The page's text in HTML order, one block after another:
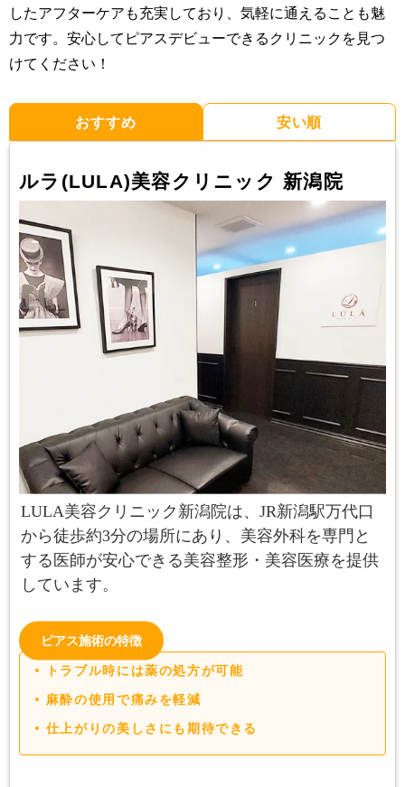
したアフターケアも充実しており、気軽に通えることも魅
力です。安心してピアスデビューできるクリニックを見つ
けてください！
おすすめ 安い順
ルラ(LULA)美容クリニック 新潟院
LULA美容クリニック新潟院は、JR新潟駅万代口
から徒歩約3分の場所にあり、美容外科を専門と
する医師が安心できる美容整形・美容医療を提供
しています。
ピアス施術の特徴
トラブル時には薬の処方が可能
麻酔の使用で痛みを軽減
仕上がりの美しさにも期待できる